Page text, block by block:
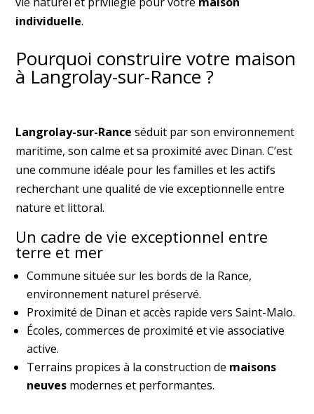
individuelle.
Pourquoi construire votre maison
à Langrolay-sur-Rance ?
Langrolay-sur-Rance séduit par son environnement
maritime, son calme et sa proximité avec Dinan. C’est
une commune idéale pour les familles et les actifs
recherchant une qualité de vie exceptionnelle entre
nature et littoral.
Un cadre de vie exceptionnel entre
terre et mer
Commune située sur les bords de la Rance,
environnement naturel préservé.
Proximité de Dinan et accès rapide vers Saint-Malo.
Écoles, commerces de proximité et vie associative
active.
Terrains propices à la construction de maisons
neuves modernes et performantes.